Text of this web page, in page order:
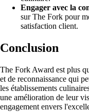
Engager avec la
sur The Fork pour
satisfaction client.
Conclusion
The Fork Award est plus
et de reconnaissance qui
les établissements
une amélioration de leur
engagement envers